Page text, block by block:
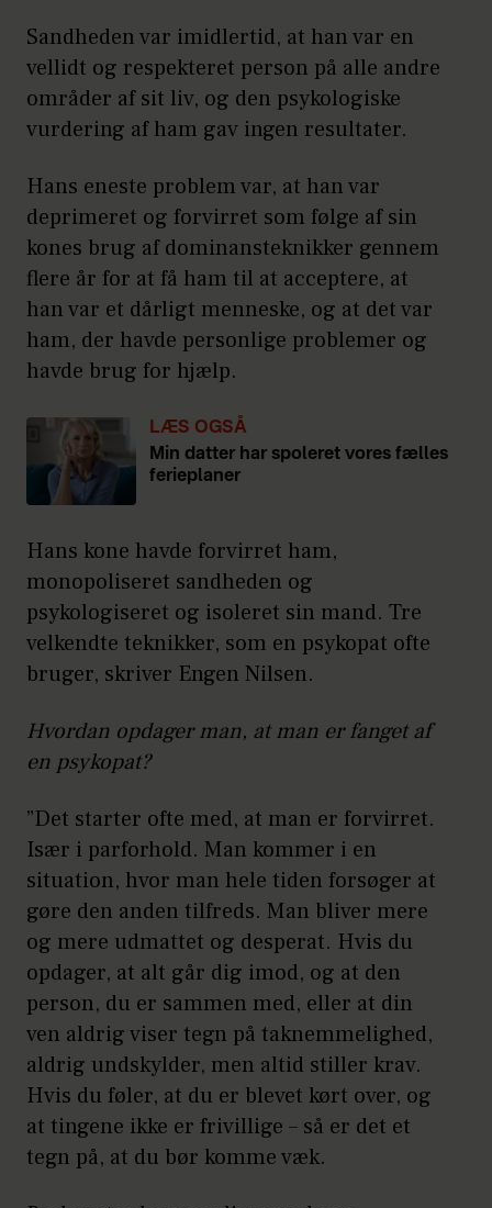
Sandheden var imidlertid, at han var en
vellidt og respekteret person på alle andre
områder af sit liv, og den psykologiske
vurdering af ham gav ingen resultater.
Hans eneste problem var, at han var
deprimeret og forvirret som følge af sin
kones brug af dominansteknikker gennem
flere år for at få ham til at acceptere, at
han var et dårligt menneske, og at det var
ham, der havde personlige problemer og
havde brug for hjælp.
LÆS OGSÅ
Min datter har spoleret vores fælles
ferieplaner
Hans kone havde forvirret ham,
monopoliseret sandheden og
psykologiseret og isoleret sin mand. Tre
velkendte teknikker, som en psykopat ofte
bruger, skriver Engen Nilsen.
Hvordan opdager man, at man er fanget af
en psykopat?
”Det starter ofte med, at man er forvirret.
Især i parforhold. Man kommer i en
situation, hvor man hele tiden forsøger at
gøre den anden tilfreds. Man bliver mere
og mere udmattet og desperat. Hvis du
opdager, at alt går dig imod, og at den
person, du er sammen med, eller at din
ven aldrig viser tegn på taknemmelighed,
aldrig undskylder, men altid stiller krav.
Hvis du føler, at du er blevet kørt over, og
at tingene ikke er frivillige – så er det et
tegn på, at du bør komme væk.